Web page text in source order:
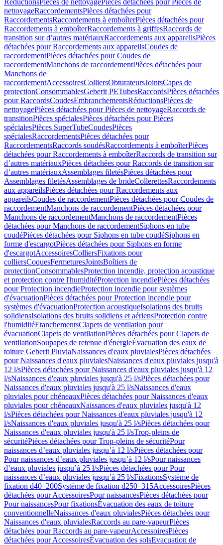
RéductionsPièces de nettoyagePièces détachées pour Pièces de
nettoyageRaccordementsPièces détachées pour
RaccordementsRaccordements à emboîterPièces détachées pour
Raccordements à emboîterRaccordements à griffesRaccords de
transition sur d’autres matériauxRaccordements aux appareilsPièces
détachées pour Raccordements aux appareilsCoudes de
raccordementPièces détachées pour Coudes de
raccordementManchons de raccordementPièces détachées pour
Manchons de
raccordementAccessoiresColliersObturateursJointsCapes de
protectionConsommablesGeberit PETubesRaccordsPièces détachées
pour RaccordsCoudesEmbranchementsRéductionsPièces de
nettoyagePièces détachées pour Pièces de nettoyageRaccords de
transitionPièces spécialesPièces détachées pour Pièces
spécialesPièces SuperTubeCoudesPièces
spécialesRaccordementsPièces détachées pour
RaccordementsRaccords soudésRaccordements à emboîterPièces
détachées pour Raccordements à emboîterRaccords de transition sur
d’autres matériauxPièces détachées pour Raccords de transition sur
d’autres matériauxAssemblages filetésPièces détachées pour
Assemblages filetésAssemblages de brideCollerettesRaccordements
aux appareilsPièces détachées pour Raccordements aux
appareilsCoudes de raccordementPièces détachées pour Coudes de
raccordementManchons de raccordementPièces détachées pour
Manchons de raccordementManchons de raccordementPièces
détachées pour Manchons de raccordementSiphons en tube
coudéPièces détachées pour Siphons en tube coudéSiphons en
forme d'escargotPièces détachées pour Siphons en forme
d'escargotAccessoiresColliersFixations pour
colliersCoquesFermeturesJointsBoîtiers de
protectionConsommablesProtection incendie, protection acoustique
et protection contre l'humiditéProtection incendiePièces détachées
pour Protection incendieProtection incendie pour systèmes
d'évacuationPièces détachées pour Protection incendie pour
systèmes d'évacuationProtection acoustiqueIsolations des bruits
solidiensIsolations des bruits solidiens et aériensProtection contre
l'humiditéEtanchementsClapets de ventilation pour
évacuationClapets de ventilationPièces détachées pour Clapets de
ventilationSoupapes de retenue d'énergieÉvacuation des eaux de
toiture Geberit PluviaNaissances d'eaux pluvialesPièces détachées
pour Naissances d'eaux pluvialesNaissances d'eaux pluviales jusqu'à
12 l/sPièces détachées pour Naissances d'eaux pluviales jusqu'à 12
l/sNaissances d'eaux pluviales jusqu'à 25 l/sPièces détachées pour
Naissances d'eaux pluviales jusqu'à 25 l/sNaissances d'eaux
pluviales pour chéneauxPièces détachées pour Naissances d'eaux
pluviales pour chéneauxNaissances d'eaux pluviales jusqu'à 12
l/sPièces détachées pour Naissances d'eaux pluviales jusqu'à 12
l/sNaissances d'eaux pluviales jusqu'à 25 l/sPièces détachées pour
Naissances d'eaux pluviales jusqu'à 25 l/sTrop-pleins de
sécuritéPièces détachées pour Trop-pleins de sécuritéPour
naissances d’eaux pluviales jusqu’à 12 l/sPièces détachées pour
Pour naissances d’eaux pluviales jusqu’à 12 l/sPour naissances
d’eaux pluviales jusqu’à 25 l/sPièces détachées pour Pour
naissances d’eaux pluviales jusqu’à 25 l/sFixationsSystème de
fixation d40–200Système de fixation d250–315AccessoiresPièces
détachées pour AccessoiresPour naissancesPièces détachées pour
Pour naissancesPour fixationsÉvacuation des eaux de toiture
conventionnelleNaissances d'eaux pluvialesPièces détachées pour
Naissances d'eaux pluvialesRaccords au pare-vapeurPièces
détachées pour Raccords au pare-vapeurAccessoiresPièces
détachées pour AccessoiresÉvacuation des solsEvacuation de